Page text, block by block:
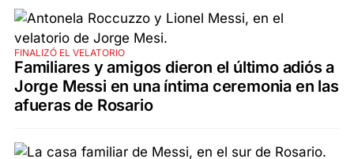
FINALIZÓ EL VELATORIO
Familiares y amigos dieron el último adiós a
Jorge Messi en una íntima ceremonia en las
afueras de Rosario